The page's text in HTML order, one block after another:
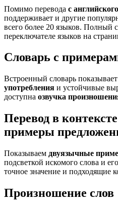
Помимо перевода с
поддерживает и другие
всего более 20 языков. Полный
переключателе языков на
Словарь с
Встроенный словарь показывает
употребления и устойчивые
доступна озвучка
Перевод в
примеры
Показываем двуязычные
подсветкой искомого слова и
точное значение и подходящие
Произношение слов